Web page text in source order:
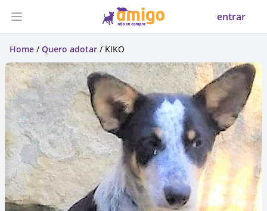
Abrir menu entrar
Home / Quero adotar / KIKO